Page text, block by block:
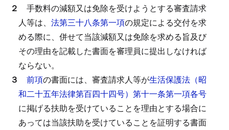
２ 手数料の減額又は免除を受けようとする審査請求
人等は、 法第三十八条第一項の規定による交付を求
める際に、併せて当該減額又は免除を求める旨及び
その理由を記載した書面を審理員に提出しなければ
ならない。
３ 前項の書面には、審査請求人等が生活保護法（昭
和二十五年法律第百四十四号）第十一条第一項各号
に掲げる扶助を受けていることを理由とする場合に
あっては当該扶助を受けていることを証明する書面